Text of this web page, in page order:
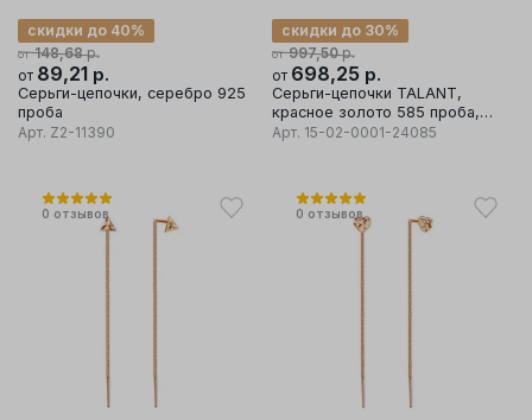
от 148,68р.
скидки до 40%
от 89,21 р.
Серьги-цепочки, серебро 925
проба
Арт. Z2-11390
от 997,50р.
скидки до 30%
от 698,25 р.
Серьги-цепочки TALANT,
красное золото 585 проба,
вставка фианит
Арт. 15-02-0001-24085
0 отзывов 0 отзывов